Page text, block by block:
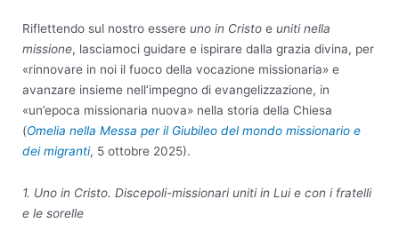
Riflettendo sul nostro essere uno in Cristo e uniti nella
missione, lasciamoci guidare e ispirare dalla grazia divina, per
«rinnovare in noi il fuoco della vocazione missionaria» e
avanzare insieme nell’impegno di evangelizzazione, in
«un’epoca missionaria nuova» nella storia della Chiesa
(Omelia nella Messa per il Giubileo del mondo missionario e
dei migranti, 5 ottobre 2025).
1. Uno in Cristo. Discepoli-missionari uniti in Lui e con i fratelli
e le sorelle